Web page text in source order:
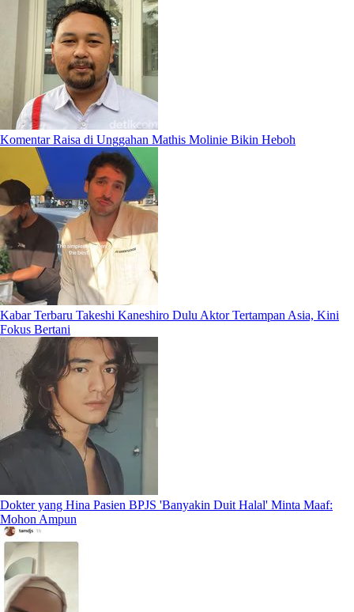
Komentar Raisa di Unggahan Mathis Molinie Bikin Heboh
Kabar Terbaru Takeshi Kaneshiro Dulu Aktor Tertampan Asia, Kini
Fokus Bertani
Dokter yang Hina Pasien BPJS 'Banyakin Duit Halal' Minta Maaf:
Mohon Ampun